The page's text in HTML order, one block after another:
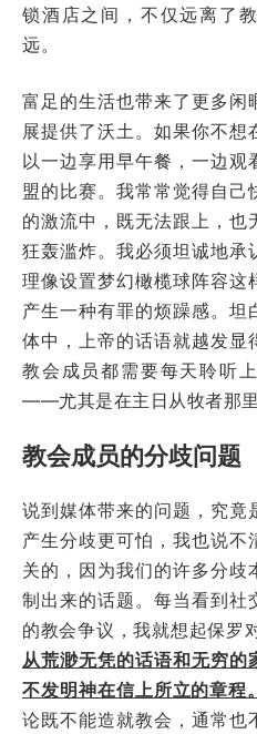
锁酒店之间，不仅远离了
远。
富足的生活也带来了更多闲
展提供了沃土。如果你不
以一边享用早午餐，一边观
盟的比赛。我常常觉得自
的激流中，既无法跟上，也
狂轰滥炸。我必须坦诚地承
理像设置梦幻橄榄球阵容这
产生一种有罪的烦躁感。
体中，上帝的话语就越发显
教会成员都需要每天聆听
——尤其是在主日从牧者那里
教会成员的分歧问题
说到媒体带来的问题，究竟
产生分歧更可怕，我也说不
关的，因为我们的许多分
制出来的话题。每当看到社
的教会争议，我就想起保罗
从荒渺无凭的话语和无穷
不发明神在信上所立的章程
论既不能造就教会，通常也